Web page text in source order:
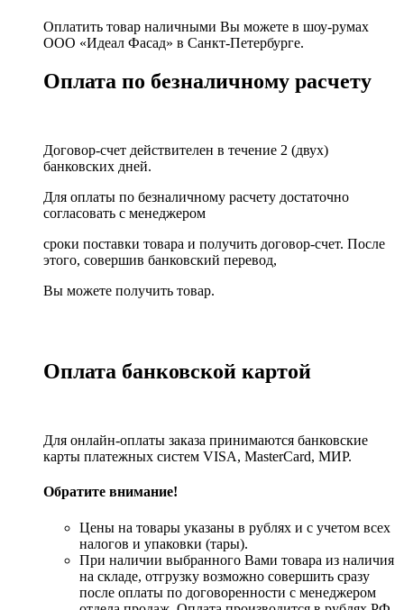
Оплатить товар наличными Вы можете в шоу-румах
ООО «Идеал Фасад» в Санкт-Петербурге.
Оплата по безналичному расчету
Договор-счет действителен в течение 2 (двух)
банковских дней.
Для оплаты по безналичному расчету достаточно
согласовать с менеджером
сроки поставки товара и получить договор-счет. После
этого, совершив банковский перевод,
Вы можете получить товар.
Оплата банковской картой
Для онлайн-оплаты заказа принимаются банковские
карты платежных систем VISA, MasterСard, МИР.
Обратите внимание!
Цены на товары указаны в рублях и с учетом всех
налогов и упаковки (тары).
При наличии выбранного Вами товара из наличия
на складе, отгрузку возможно совершить сразу
после оплаты по договоренности с менеджером